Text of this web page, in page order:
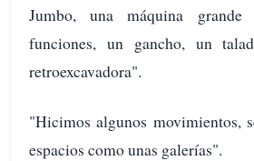
Jumbo, una máquina
funciones, un gancho, un
retroexcavadora".
"Hicimos algunos movimientos,
espacios como unas galerías".